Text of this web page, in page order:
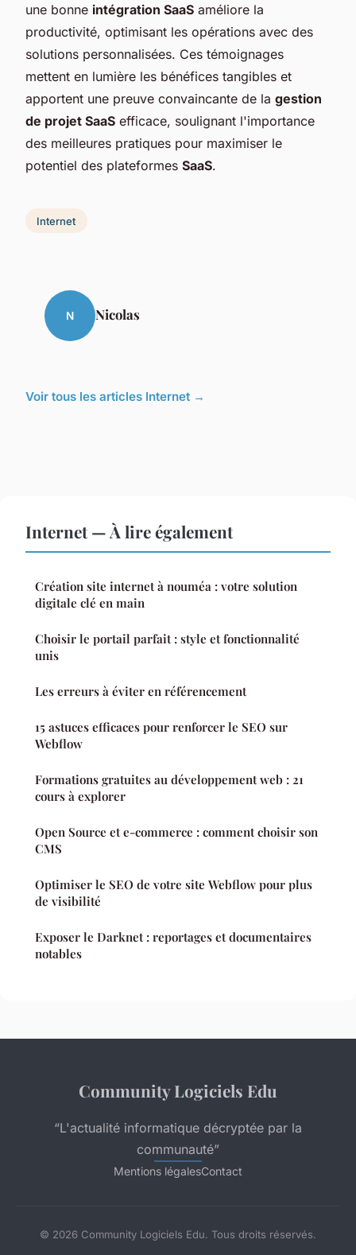
une bonne intégration SaaS améliore la
productivité, optimisant les opérations avec des
solutions personnalisées. Ces témoignages
mettent en lumière les bénéfices tangibles et
apportent une preuve convaincante de la gestion
de projet SaaS efficace, soulignant l'importance
des meilleures pratiques pour maximiser le
potentiel des plateformes SaaS.
Internet
N Nicolas
Voir tous les articles Internet →
Internet — À lire également
Création site internet à nouméa : votre solution
digitale clé en main
Choisir le portail parfait : style et fonctionnalité
unis
Les erreurs à éviter en référencement
15 astuces efficaces pour renforcer le SEO sur
Webflow
Formations gratuites au développement web : 21
cours à explorer
Open Source et e-commerce : comment choisir son
CMS
Optimiser le SEO de votre site Webflow pour plus
de visibilité
Exposer le Darknet : reportages et documentaires
notables
Community Logiciels Edu
“L'actualité informatique décryptée par la
communauté”
Mentions légalesContact
© 2026 Community Logiciels Edu. Tous droits réservés.